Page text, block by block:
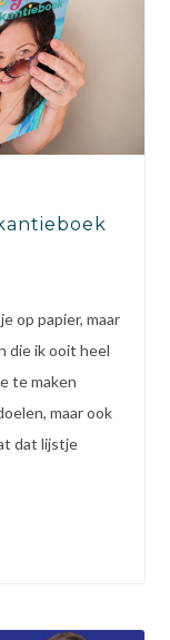
op papier, maar
die ik ooit heel
te maken
maar ook
dat lijstje